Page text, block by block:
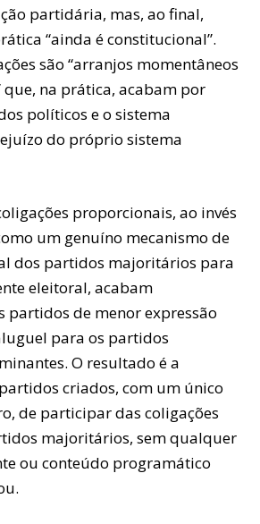
partidária, mas, ao final,
“ainda é constitucional”.
são “arranjos momentâneos
que, na prática, acabam por
políticos e o sistema
do próprio sistema
proporcionais, ao invés
um genuíno mecanismo de
dos partidos majoritários para
eleitoral, acabam
partidos de menor expressão
para os partidos
O resultado é a
criados, com um único
de participar das coligações
majoritários, sem qualquer
ou conteúdo programático